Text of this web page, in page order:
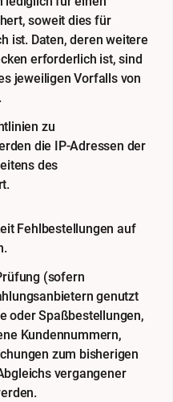
soweit dies für
ist. Daten, deren weitere
erforderlich ist, sind
jeweiligen Vorfalls von
zu
die IP-Adressen der
des
Fehlbestellungen auf
(sofern
genutzt
oder Spaßbestellungen,
Kundennummern,
zum bisherigen
vergangener